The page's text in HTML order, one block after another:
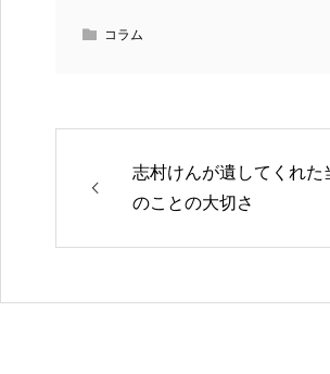
コラム
志村けんが遺してくれた
のことの大切さ